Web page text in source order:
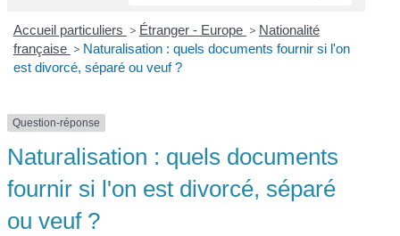
Accueil particuliers > Étranger - Europe > Nationalité
française > Naturalisation : quels documents fournir si l'on
est divorcé, séparé ou veuf ?
Question-réponse
Naturalisation : quels documents
fournir si l'on est divorcé, séparé
ou veuf ?